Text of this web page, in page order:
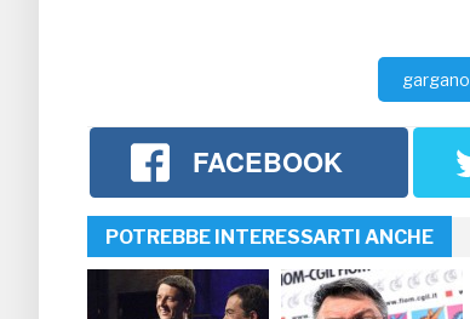
gargano
FACEBOOK
POTREBBE INTERESSARTI ANCHE